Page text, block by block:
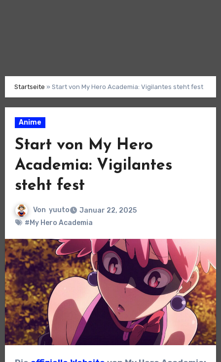
Startseite » Start von My Hero Academia: Vigilantes steht fest
Anime
Start von My Hero
Academia: Vigilantes
steht fest
Von yuuto
Januar 22, 2025
#My Hero Academia